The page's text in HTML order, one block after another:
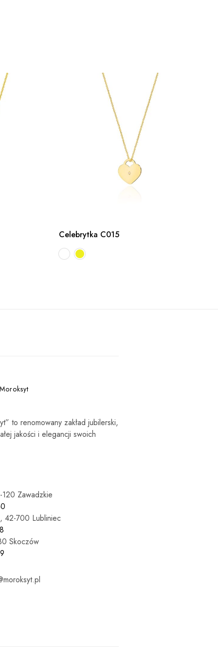
Celebrytka C015
to renomowany zakład jubilerski,
jakości i elegancji swoich
Zawadzkie
42-700 Lubliniec
Skoczów